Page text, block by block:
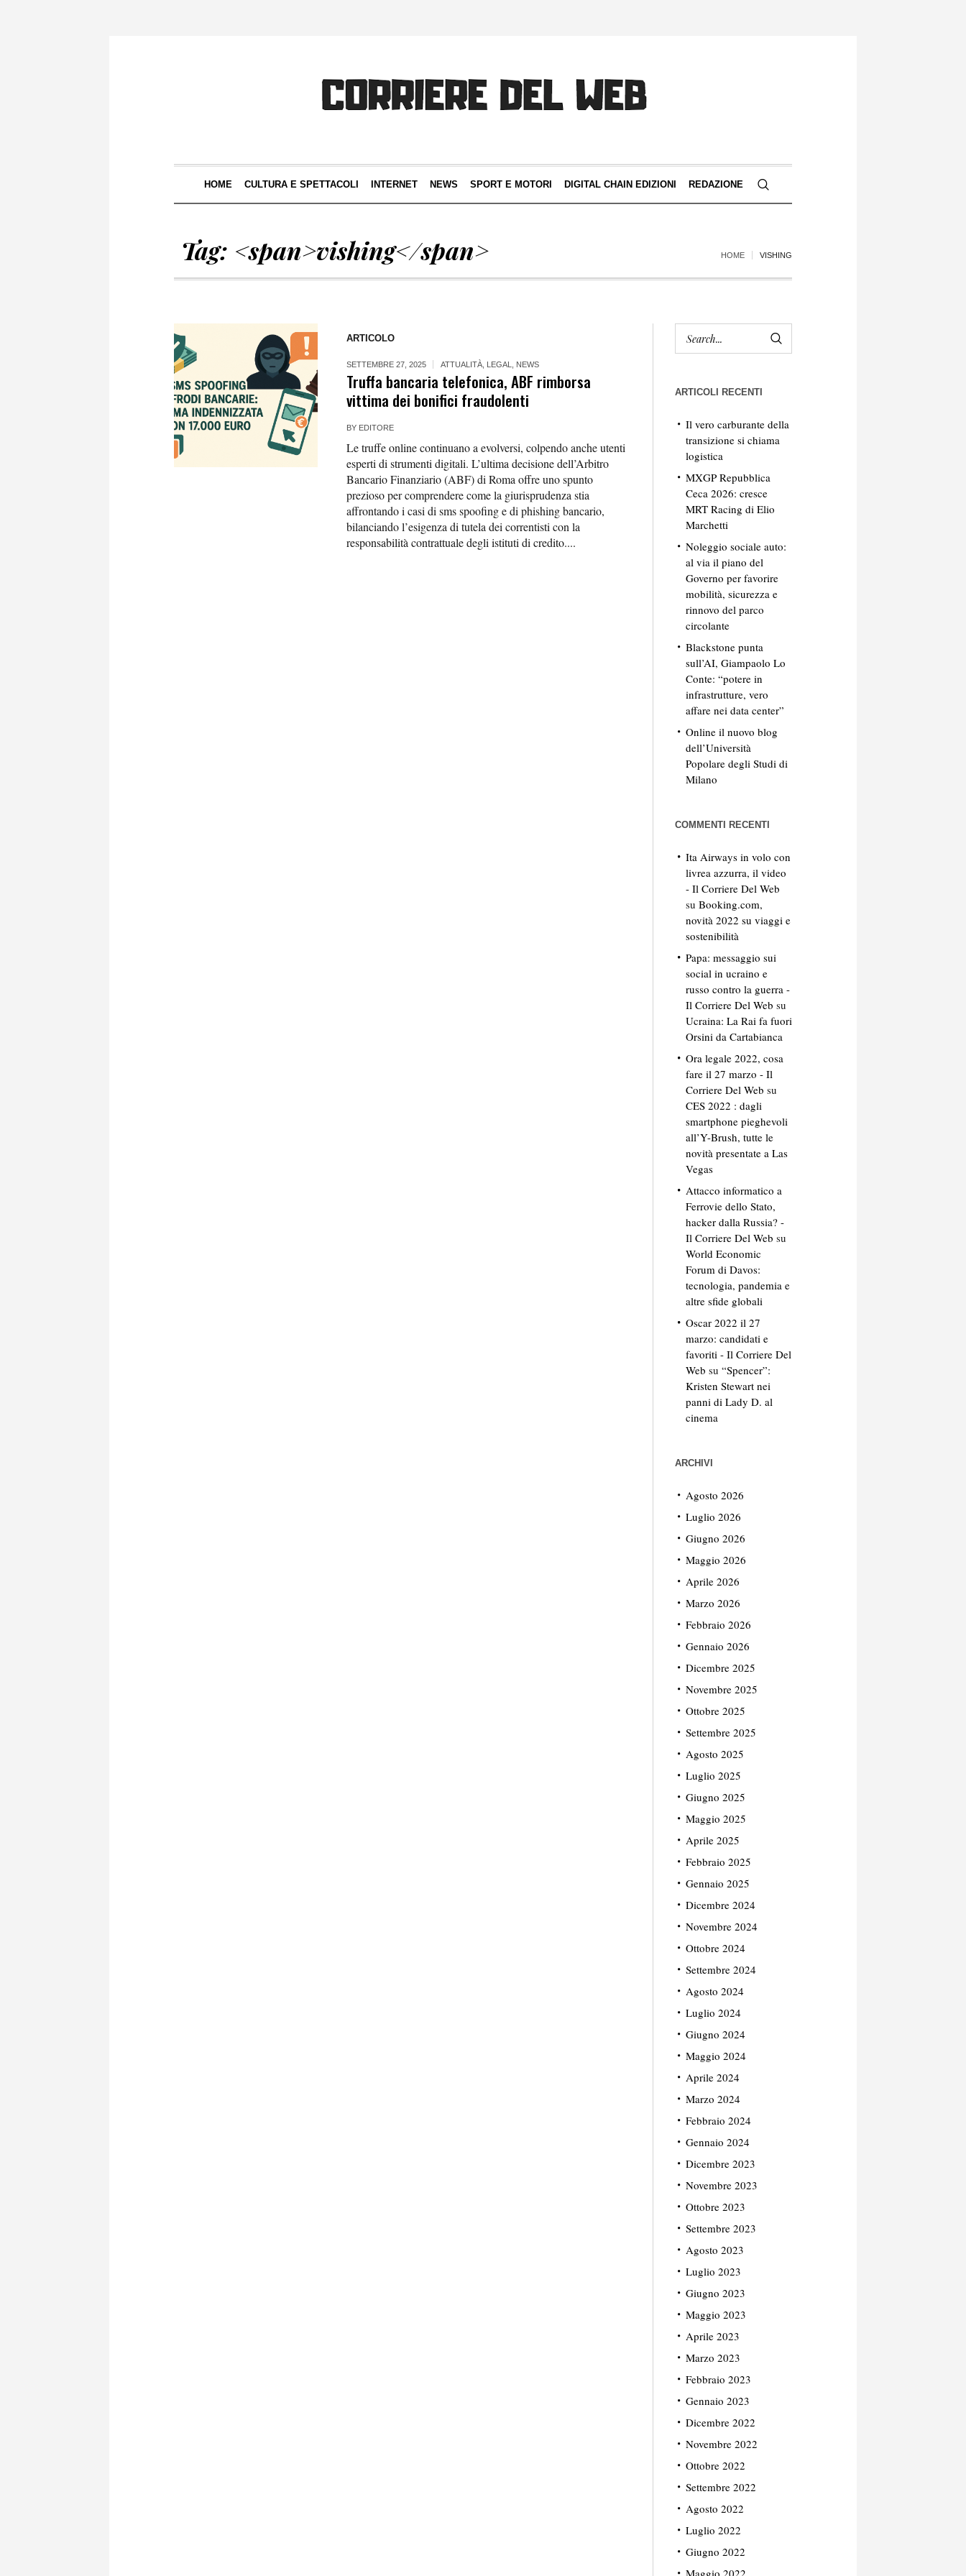
HOME CULTURA E SPETTACOLI INTERNET NEWS SPORT E MOTORI DIGITAL CHAIN EDIZIONI REDAZIONE
Tag: <span>vishing</span> HOME VISHING
ARTICOLO
SETTEMBRE 27, 2025 ATTUALITÀ, LEGAL NEWS
Truffa bancaria telefonica, ABF rimborsa
vittima dei bonifici fraudolenti
BY EDITORE
Le truffe online continuano a evolversi, colpendo anche utenti
esperti di strumenti digitali. L’ultima decisione dell’Arbitro
Bancario Finanziario (ABF) di Roma offre uno spunto
prezioso per comprendere come la giurisprudenza stia
affrontando i casi di sms spoofing e di phishing bancario,
bilanciando l’esigenza di tutela dei correntisti con la
responsabilità contrattuale degli istituti di credito....
ARTICOLI RECENTI
Il vero carburante della
transizione si chiama
logistica
MXGP Repubblica
Ceca 2026: cresce
MRT Racing di Elio
Marchetti
Noleggio sociale auto:
al via il piano del
Governo per favorire
mobilità, sicurezza e
rinnovo del parco
circolante
Blackstone punta
sull’AI, Giampaolo Lo
Conte: “potere in
infrastrutture, vero
affare nei data center”
Online il nuovo blog
dell’Università
Popolare degli Studi di
Milano
COMMENTI RECENTI
Ita Airways in volo con
livrea azzurra, il video
- Il Corriere Del Web
su Booking.com,
novità 2022 su viaggi e
sostenibilità
Papa: messaggio sui
social in ucraino e
russo contro la guerra -
Il Corriere Del Web su
Ucraina: La Rai fa fuori
Orsini da Cartabianca
Ora legale 2022, cosa
fare il 27 marzo - Il
Corriere Del Web su
CES 2022 : dagli
smartphone pieghevoli
all’Y-Brush, tutte le
novità presentate a Las
Vegas
Attacco informatico a
Ferrovie dello Stato,
hacker dalla Russia? -
Il Corriere Del Web su
World Economic
Forum di Davos:
tecnologia, pandemia e
altre sfide globali
Oscar 2022 il 27
marzo: candidati e
favoriti - Il Corriere Del
Web su “Spencer”:
Kristen Stewart nei
panni di Lady D. al
cinema
ARCHIVI
Agosto 2026
Luglio 2026
Giugno 2026
Maggio 2026
Aprile 2026
Marzo 2026
Febbraio 2026
Gennaio 2026
Dicembre 2025
Novembre 2025
Ottobre 2025
Settembre 2025
Agosto 2025
Luglio 2025
Giugno 2025
Maggio 2025
Aprile 2025
Febbraio 2025
Gennaio 2025
Dicembre 2024
Novembre 2024
Ottobre 2024
Settembre 2024
Agosto 2024
Luglio 2024
Giugno 2024
Maggio 2024
Aprile 2024
Marzo 2024
Febbraio 2024
Gennaio 2024
Dicembre 2023
Novembre 2023
Ottobre 2023
Settembre 2023
Agosto 2023
Luglio 2023
Giugno 2023
Maggio 2023
Aprile 2023
Marzo 2023
Febbraio 2023
Gennaio 2023
Dicembre 2022
Novembre 2022
Ottobre 2022
Settembre 2022
Agosto 2022
Luglio 2022
Giugno 2022
Maggio 2022